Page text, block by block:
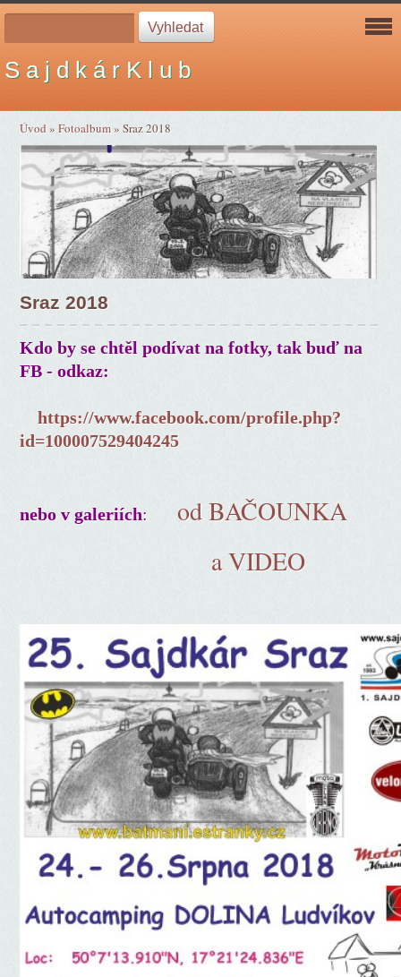
S a j d k á r K l u b
Úvod »Fotoalbum»Sraz 2018
Sraz 2018
Kdo by se chtěl podívat na fotky, tak buď na
FB - odkaz:
https://www.facebook.com/profile.php?
id=100007529404245
nebo v galeriích:od BAČOUNKA
a VIDEO